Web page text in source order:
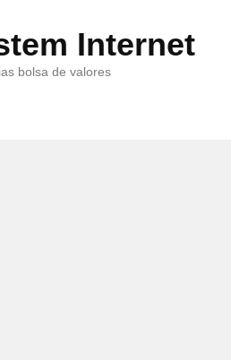
Internet
bolsa de valores